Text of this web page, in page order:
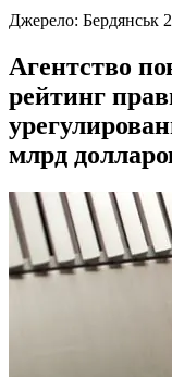
Джерело: Бердянськ
Агентство
рейтинг
млрд